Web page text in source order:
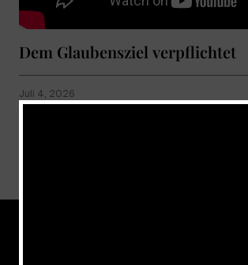
Dem Glaubensziel verpflichtet
Juli 4, 2026